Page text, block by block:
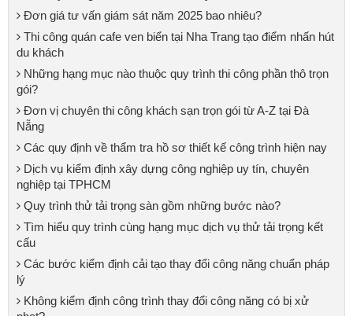
Đơn giá tư vấn giám sát năm 2025 bao nhiêu?
Thi công quán cafe ven biển tại Nha Trang tạo điểm nhấn hút
du khách
Những hạng mục nào thuộc quy trình thi công phần thô trọn
gói?
Đơn vị chuyên thi công khách sạn trọn gói từ A-Z tại Đà
Nẵng
Các quy định về thẩm tra hồ sơ thiết kế công trình hiện nay
Dịch vụ kiểm định xây dựng công nghiệp uy tín, chuyên
nghiệp tại TPHCM
Quy trình thử tải trọng sàn gồm những bước nào?
Tìm hiểu quy trình cùng hạng mục dịch vụ thử tải trọng kết
cấu
Các bước kiểm định cải tạo thay đổi công năng chuẩn pháp
lý
Không kiểm định công trình thay đổi công năng có bị xử